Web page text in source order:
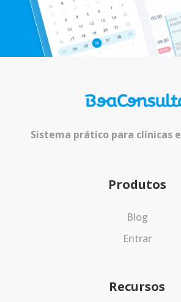
Sistema prático para clínicas
Produtos
Blog
Entrar
Recursos